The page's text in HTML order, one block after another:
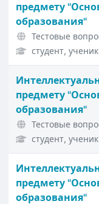
предмету
образования"
Тестовые
студент, ученик
предмету
образования"
Тестовые
студент, ученик
предмету
образования"